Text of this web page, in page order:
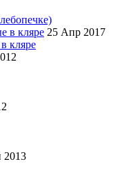
25 Апр 2017
кляре